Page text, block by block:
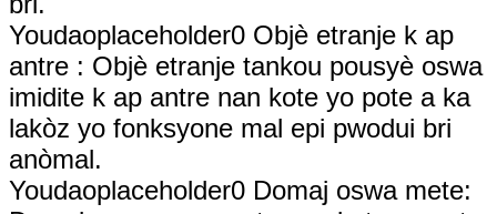
Youdaoplaceholder0 Objè etranje k ap
antre ‌: Objè etranje tankou pousyè oswa
imidite k ap antre nan kote yo pote a ka
lakòz yo fonksyone mal epi pwodui bri
anòmal.
Youdaoplaceholder0 Domaj oswa mete: